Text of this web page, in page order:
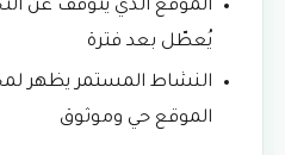
الموقع الذي يتوقف عن
يُعطّل بعد فترة
النشاط المستمر يظهر
الموقع حي وموثوق